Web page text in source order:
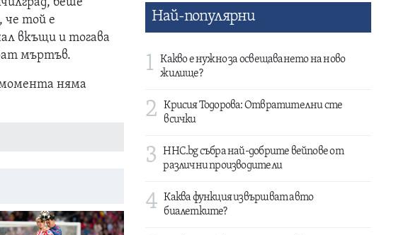
че той е
вкъщи и тогава
мъртъв.
няма
Най-популярни
1
Какво е нужно за освещаването на ново
жилище?
2
Крисия Тодорова: Отвратителни сте
всички
3
HHC.bg събра най-добрите вейпове от
различни производители
4 Каква функция извършват авто
биалетките?